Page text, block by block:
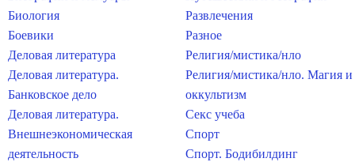
Биология
Боевики
Деловая литература
Деловая литература.
Банковское дело
Деловая литература.
Внешнеэкономическая
деятельность
Развлечения
Разное
Религия/мистика/нло
Религия/мистика/нло. Магия и
оккультизм
Секс учеба
Спорт
Спорт. Бодибилдинг